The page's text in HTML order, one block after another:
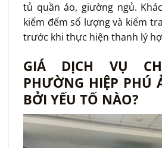
tủ quần áo, giường ngủ.
kiểm đếm số lượng và kiểm
trước khi thực hiện thanh lý
GIÁ DỊCH VỤ
PHƯỜNG HIỆP PHÚ
BỞI YẾU TỐ NÀO?